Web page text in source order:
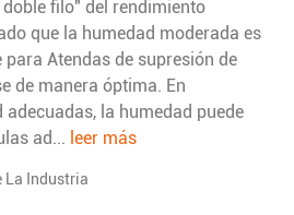
filo" del rendimiento
que la humedad moderada es
Atendas de supresión de
de manera óptima. En
la humedad puede
ad... leer más
La Industria